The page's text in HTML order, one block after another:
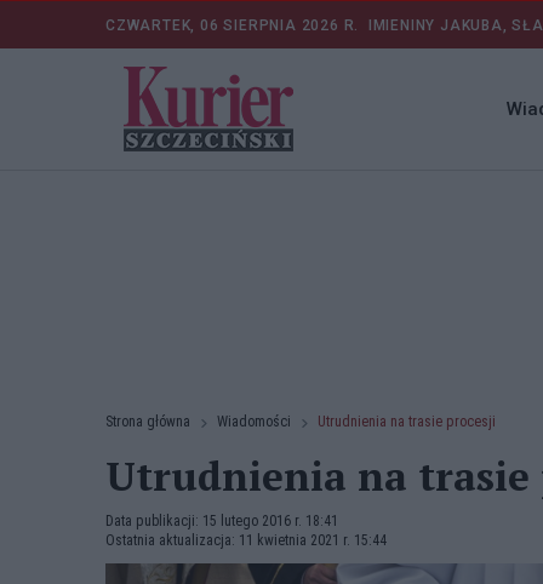
CZWARTEK, 06 SIERPNIA 2026 R. IMIENINY JAKUBA,
Strona główna Wiadomości Utrudnienia na trasie procesji
Utrudnienia na trasie
Data publikacji: 15 lutego 2016 r. 18:41
Ostatnia aktualizacja: 11 kwietnia 2021 r. 15:44